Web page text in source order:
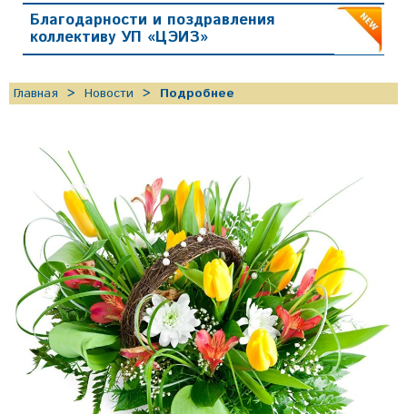
Благодарности и поздравления
коллективу УП «ЦЭИЗ»
Главная Новости Подробнее